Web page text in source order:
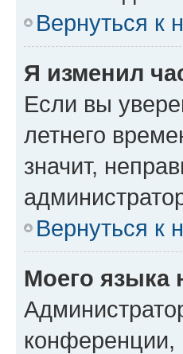
Вернуться к
Я изменил
Если вы
летнего
значит,
Вернуться к
Моего языка
конференции,